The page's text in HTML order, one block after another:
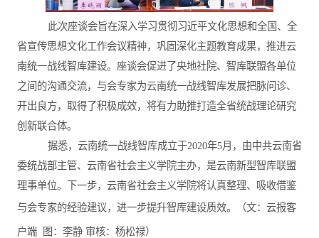
此次座谈会旨在深入学习贯彻习近平文化思想和全国、全
省宣传思想文化工作会议精神，巩固深化主题教育成果，推进云
南统一战线智库建设。座谈会促进了央地社院、智库联盟各单位
之间的沟通交流，与会专家为云南统一战线智库发展把脉问诊、
开出良方，取得了积极成效，将有力助推打造全省统战理论研究
创新联合体。
据悉，云南统一战线智库成立于2020年5月，由中共云南省
委统战部主管、云南省社会主义学院主办，是云南新型智库联盟
理事单位。下一步，云南省社会主义学院将认真整理、吸收借鉴
与会专家的经验建议，进一步提升智库建设质效。
（文：云报客
户端 图：李静 审核：杨松禄）